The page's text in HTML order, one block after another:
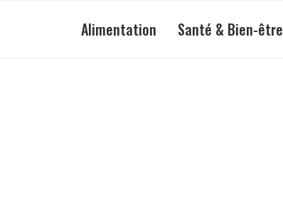
Alimentation Santé & Bien-être